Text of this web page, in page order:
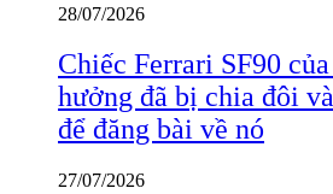
28/07/2026
Chiếc Ferrari SF90
hưởng đã bị chia đôi
để đăng bài về nó
27/07/2026